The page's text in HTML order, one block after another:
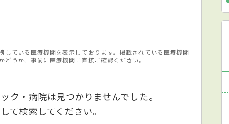
ている医療機関を表示しております。掲載されている医療機関
うか、事前に医療機関に直接ご確認ください。
ク・病院は見つかりませんでした。
て検索してください。